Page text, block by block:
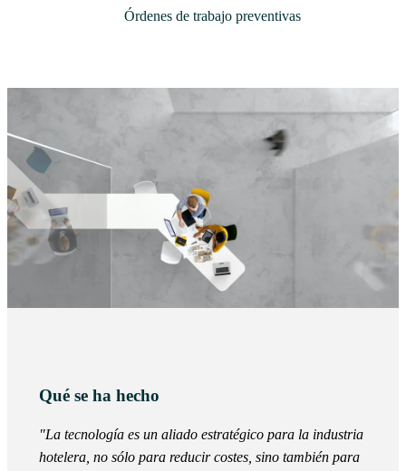
Órdenes de trabajo preventivas
Qué se ha hecho
"La tecnología es un aliado estratégico para la industria
hotelera, no sólo para reducir costes, sino también para